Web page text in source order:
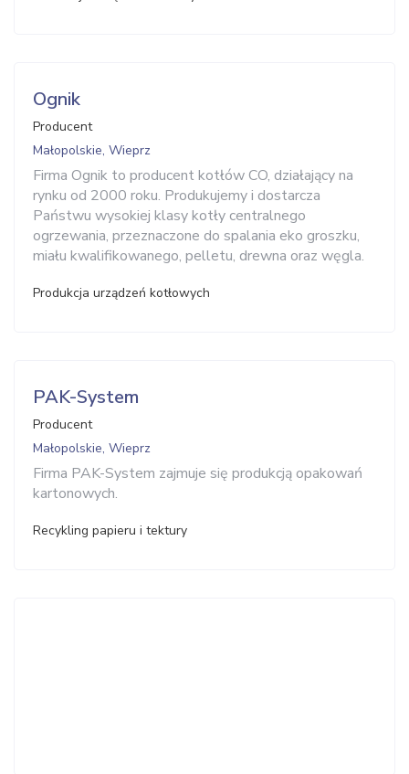
Ognik
Producent
Małopolskie, Wieprz
Firma Ognik to producent kotłów CO, działający na
rynku od 2000 roku. Produkujemy i dostarcza
Państwu wysokiej klasy kotły centralnego
ogrzewania, przeznaczone do spalania eko groszku,
miału kwalifikowanego, pelletu, drewna oraz węgla.
Produkcja urządzeń kotłowych
PAK-System
Producent
Małopolskie, Wieprz
Firma PAK-System zajmuje się produkcją opakowań
kartonowych.
Recykling papieru i tektury